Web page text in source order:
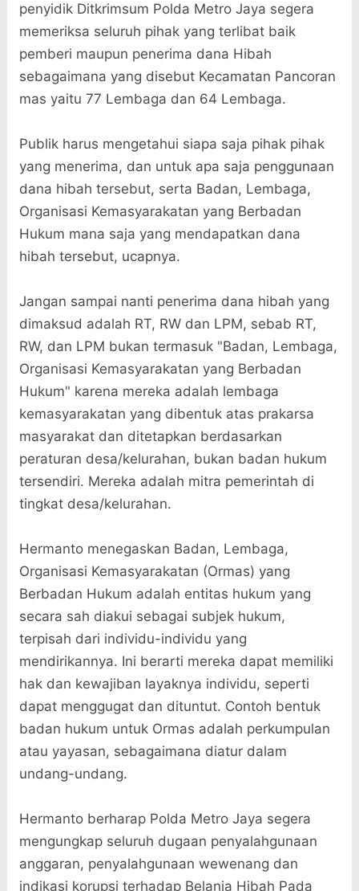
penyidik Ditkrimsum Polda Metro Jaya segera
memeriksa seluruh pihak yang terlibat baik
pemberi maupun penerima dana Hibah
sebagaimana yang disebut Kecamatan Pancoran
mas yaitu 77 Lembaga dan 64 Lembaga.
Publik harus mengetahui siapa saja pihak pihak
yang menerima, dan untuk apa saja penggunaan
dana hibah tersebut, serta Badan, Lembaga,
Organisasi Kemasyarakatan yang Berbadan
Hukum mana saja yang mendapatkan dana
hibah tersebut, ucapnya.
Jangan sampai nanti penerima dana hibah yang
dimaksud adalah RT, RW dan LPM, sebab RT,
RW, dan LPM bukan termasuk "Badan, Lembaga,
Organisasi Kemasyarakatan yang Berbadan
Hukum" karena mereka adalah lembaga
kemasyarakatan yang dibentuk atas prakarsa
masyarakat dan ditetapkan berdasarkan
peraturan desa/kelurahan, bukan badan hukum
tersendiri. Mereka adalah mitra pemerintah di
tingkat desa/kelurahan.
Hermanto menegaskan Badan, Lembaga,
Organisasi Kemasyarakatan (Ormas) yang
Berbadan Hukum adalah entitas hukum yang
secara sah diakui sebagai subjek hukum,
terpisah dari individu-individu yang
mendirikannya. Ini berarti mereka dapat memiliki
hak dan kewajiban layaknya individu, seperti
dapat menggugat dan dituntut. Contoh bentuk
badan hukum untuk Ormas adalah perkumpulan
atau yayasan, sebagaimana diatur dalam
undang-undang.
Hermanto berharap Polda Metro Jaya segera
mengungkap seluruh dugaan penyalahgunaan
anggaran, penyalahgunaan wewenang dan
indikasi korupsi terhadap Belanja Hibah Pada